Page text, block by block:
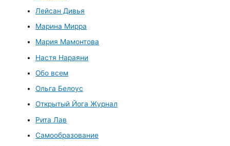
Лейсан Дивья
Марина Мирра
Мария Мамонтова
Настя Нараяни
Обо всем
Ольга Белоус
Открытый Йога Журнал
Рита Лав
Самообразование